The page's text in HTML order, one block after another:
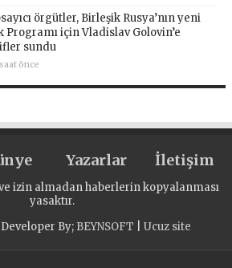
örgütler, Birleşik Rusya’nın yeni
Programı için Vladislav Golovin’e
sundu
önce
Yazarlar İletişim
izin almadan haberlerin kopyalanması
yasaktır.
By; BEYNSOFT Ucuz site